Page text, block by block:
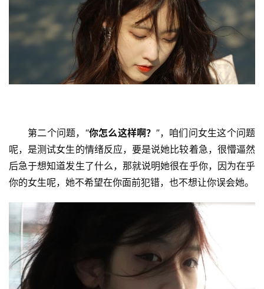
页
入
剁
手
电
影
第二个问题，“你怎么这样啊？ ”，咱们问女生这个问题
呢，是测试女生的情绪反应，要是说她比较着急，很懵逼然
后急于想知道发生了什么，那就说明她很在乎你，因为在乎
你的女生呢，她不希望在你面前犯错，也不想让你误会她。